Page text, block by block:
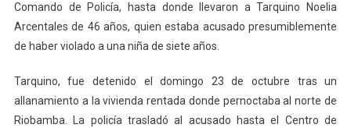
Muerte
A
Comando de Policía, hasta donde llevaron a Tarquino Noelia
Arcentales de 46 años, quien estaba acusado presumiblemente
de haber violado a una niña de siete años.
Tarquino, fue detenido el domingo 23 de octubre tras un
allanamiento a la vivienda rentada donde pernoctaba al norte de
Riobamba. La policía trasladó al acusado hasta el Centro de